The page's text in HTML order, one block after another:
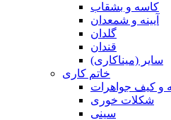
کاسه و بشقاب
آیینه و شمعدان
گلدان
قندان
سایر (میناکاری)
خاتم کاری
و کیف جواهرات
شکلات خوری
سینی